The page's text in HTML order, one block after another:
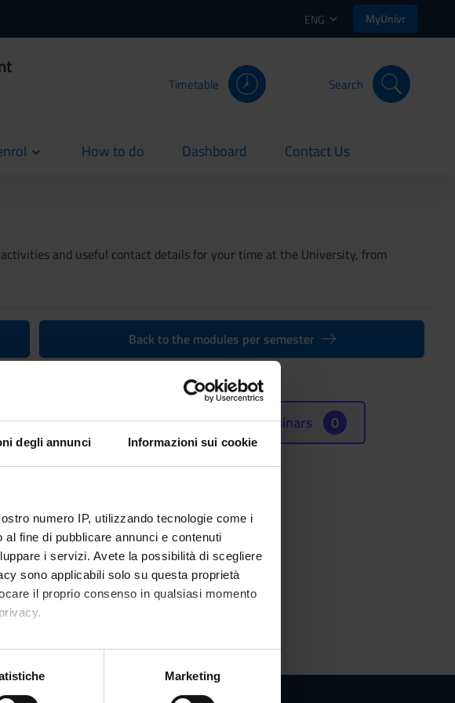
degli annunci Informazioni sui cookie
numero IP, utilizzando tecnologie come i
fine di pubblicare annunci e contenuti
i servizi. Avete la possibilità di scegliere
sono applicabili solo su questa proprietà
il proprio consenso in qualsiasi momento
di qualche metro,Marketing
ENG MyUnivr
Timetable Search
How to do
current Dashboard
current Contact Us
current
and useful contact details for your time at the University, from
Back to the modules per semester
Seminars 0